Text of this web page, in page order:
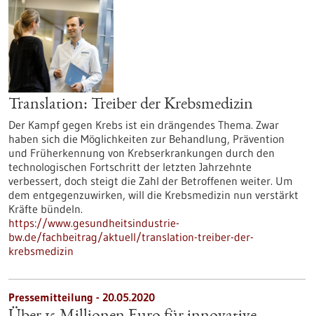
Translation: Treiber der Krebsmedizin
Der Kampf gegen Krebs ist ein drängendes Thema. Zwar
haben sich die Möglichkeiten zur Behandlung, Prävention
und Früherkennung von Krebserkrankungen durch den
technologischen Fortschritt der letzten Jahrzehnte
verbessert, doch steigt die Zahl der Betroffenen weiter. Um
dem entgegenzuwirken, will die Krebsmedizin nun verstärkt
Kräfte bündeln.
https://www.gesundheitsindustrie-
bw.de/fachbeitrag/aktuell/translation-treiber-der-
krebsmedizin
Pressemitteilung - 20.05.2020